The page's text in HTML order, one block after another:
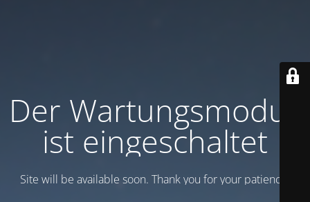
Der Wartungsmodus
ist eingeschaltet
Site will be available soon. Thank you for your patience!